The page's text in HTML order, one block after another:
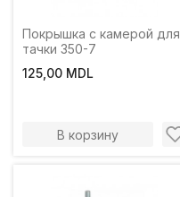
Покрышка с камерой для
тачки 350-7
125,00 MDL
В корзину